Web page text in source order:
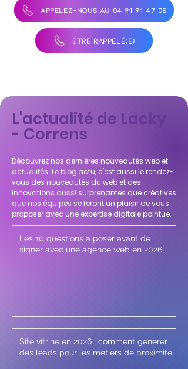
APPELEZ-NOUS AU 04 91 91 47 05
ÊTRE RAPPELÉ(E)
L'actualité de Lacky
- Correns
Découvrez nos dernières nouveautés web et
actualités. Le blog'actu, c'est aussi le rendez-
vous des nouveautés du web et des
innovations aussi surprenantes que créatives
que nos équipes se feront un plaisir de vous
proposer avec une expertise digitale pointue.
Les 10 questions à poser avant de
signer avec une agence web en 2026
Site vitrine en 2026 : comment generer
des leads pour les metiers de proximite